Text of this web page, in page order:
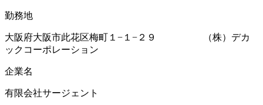
勤務地
大阪府大阪市此花区梅町１−１−２９ （株）デカ
ックコーポレーション
企業名
有限会社サージェント